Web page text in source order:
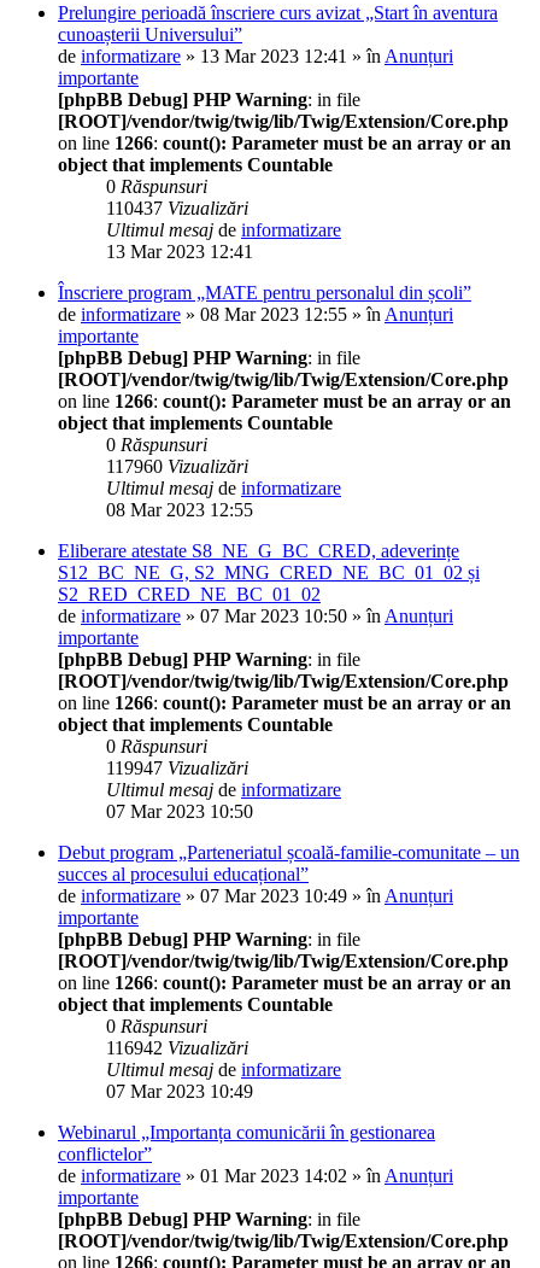
Prelungire perioadă înscriere curs avizat „Start în aventura
cunoașterii Universului”
de informatizare » 13 Mar 2023 12:41 » în Anunțuri
importante
[phpBB Debug] PHP Warning: in file
[ROOT]/vendor/twig/twig/lib/Twig/Extension/Core.php
on line 1266: count(): Parameter must be an array or an
object that implements Countable
0 Răspunsuri
110437 Vizualizări
Ultimul mesaj de informatizare
13 Mar 2023 12:41
Înscriere program „MATE pentru personalul din școli”
de informatizare » 08 Mar 2023 12:55 » în Anunțuri
importante
[phpBB Debug] PHP Warning: in file
[ROOT]/vendor/twig/twig/lib/Twig/Extension/Core.php
on line 1266: count(): Parameter must be an array or an
object that implements Countable
0 Răspunsuri
117960 Vizualizări
Ultimul mesaj de informatizare
08 Mar 2023 12:55
Eliberare atestate S8_NE_G_BC_CRED, adeverințe
S12_BC_NE_G, S2_MNG_CRED_NE_BC_01_02 și
S2_RED_CRED_NE_BC_01_02
de informatizare » 07 Mar 2023 10:50 » în Anunțuri
importante
[phpBB Debug] PHP Warning: in file
[ROOT]/vendor/twig/twig/lib/Twig/Extension/Core.php
on line 1266: count(): Parameter must be an array or an
object that implements Countable
0 Răspunsuri
119947 Vizualizări
Ultimul mesaj de informatizare
07 Mar 2023 10:50
Debut program „Parteneriatul școală-familie-comunitate – un
succes al procesului educațional”
de informatizare » 07 Mar 2023 10:49 » în Anunțuri
importante
[phpBB Debug] PHP Warning: in file
[ROOT]/vendor/twig/twig/lib/Twig/Extension/Core.php
on line 1266: count(): Parameter must be an array or an
object that implements Countable
0 Răspunsuri
116942 Vizualizări
Ultimul mesaj de informatizare
07 Mar 2023 10:49
Webinarul „Importanța comunicării în gestionarea
conflictelor”
de informatizare » 01 Mar 2023 14:02 » în Anunțuri
importante
[phpBB Debug] PHP Warning: in file
[ROOT]/vendor/twig/twig/lib/Twig/Extension/Core.php
on line 1266: count(): Parameter must be an array or an